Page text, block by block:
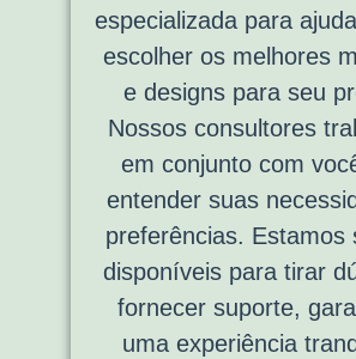
especializada para
escolher os melhores
e designs para seu
Nossos consultores
em conjunto com
entender suas
preferências. Estamos
disponíveis para tirar
fornecer suporte,
uma experiência